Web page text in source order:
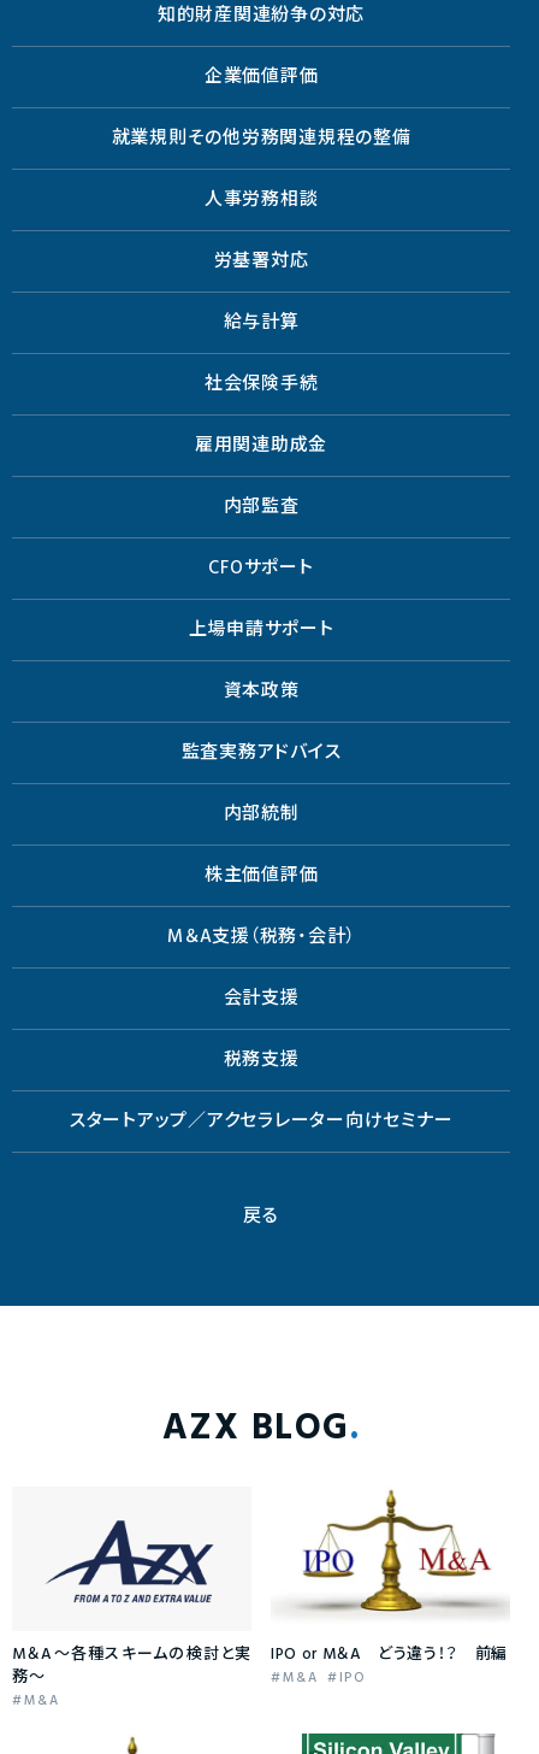
知的財産関連紛争の対応
企業価値評価
就業規則その他労務関連規程の整備
人事労務相談
労基署対応
給与計算
社会保険手続
雇用関連助成金
内部監査
CFOサポート
上場申請サポート
資本政策
監査実務アドバイス
内部統制
株主価値評価
M＆A支援（税務・会計）
会計支援
税務支援
スタートアップ／アクセラレーター向けセミナー
戻る
AZX BLOG
M＆A〜各種スキームの検討と実
務〜
M&A
IPO or M＆A どう違う！？ 前編
M&A IPO